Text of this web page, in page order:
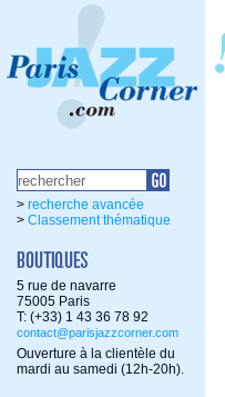
> recherche avancée
> Classement thématique
5 rue de navarre
75005 Paris
T: (+33) 1 43 36 78 92
contact@parisjazzcorner.com
Ouverture à la clientèle du
mardi au samedi (12h-20h).